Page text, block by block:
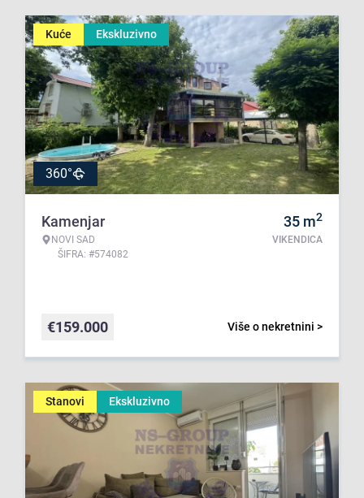
Kuće Ekskluzivno
360°
Kamenjar
NOVI SAD
ŠIFRA: #574082
35 m2
VIKENDICA
Više o nekretnini >
€159.000
Stanovi Ekskluzivno